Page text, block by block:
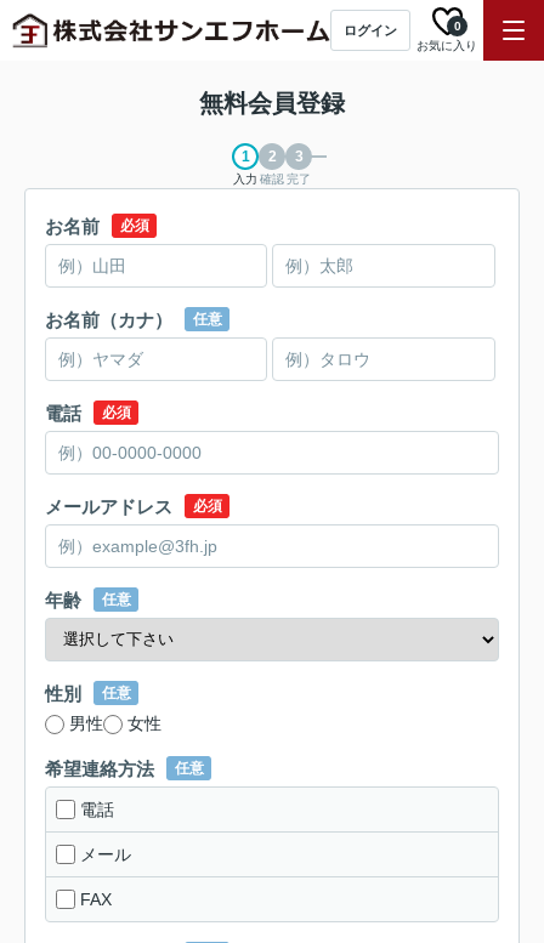
ログイン
お気に入り
0
無料会員登録
入力 確認完了
お名前 必須
お名前（カナ） 任意
電話 必須
メールアドレス 必須
年齢 任意
性別 任意
男性 女性
希望連絡方法 任意
電話
メール
FAX